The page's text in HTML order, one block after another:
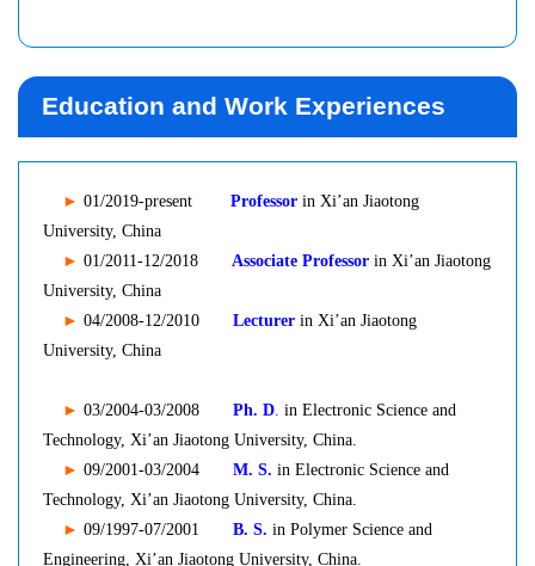
Education and Work Experiences